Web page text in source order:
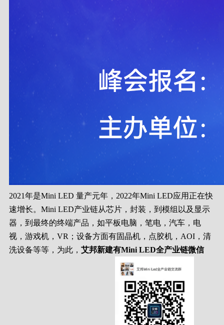
2021年是Mini LED 量产元年，2022年Mini LED应用正在快
速增长。Mini LED产业链从芯片，封装，到模组以及显示
器，到最终的终端产品，如平板电脑，笔电，汽车，电
视，游戏机，VR；设备方面有固晶机，点胶机，AOI，清
洗设备等等，为此， 艾邦新建有Mini LED全产业链微信